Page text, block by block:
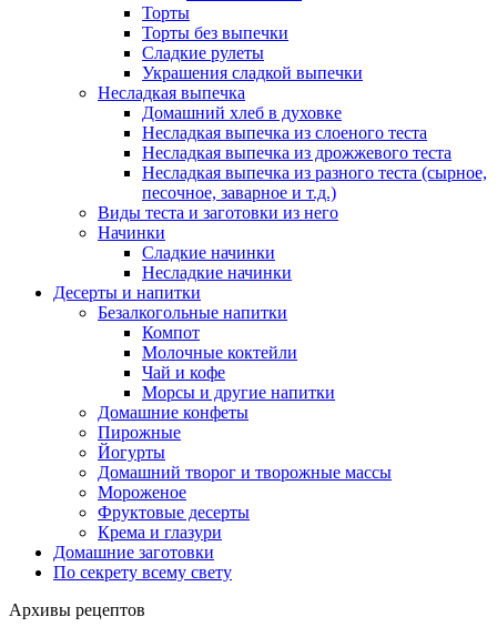
Торты
Торты без выпечки
Сладкие рулеты
Украшения сладкой выпечки
Несладкая выпечка
Домашний хлеб в духовке
Несладкая выпечка из слоеного теста
Несладкая выпечка из дрожжевого теста
Несладкая выпечка из разного теста (сырное,
песочное, заварное и т.д.)
Виды теста и заготовки из него
Начинки
Сладкие начинки
Несладкие начинки
Десерты и напитки
Безалкогольные напитки
Компот
Молочные коктейли
Чай и кофе
Морсы и другие напитки
Домашние конфеты
Пирожные
Йогурты
Домашний творог и творожные массы
Мороженое
Фруктовые десерты
Крема и глазури
Домашние заготовки
По секрету всему свету
Архивы рецептов